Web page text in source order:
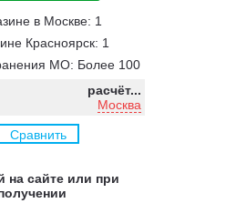
в Москве: 1
Красноярск: 1
МО: Более 100
расчёт...
Москва
Сравнить